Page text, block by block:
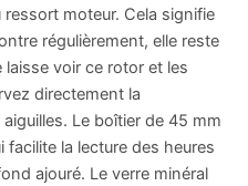
ressort moteur. Cela signifie
régulièrement, elle reste
voir ce rotor et les
directement la
Le boîtier de 45 mm
la lecture des heures
ajouré. Le verre minéral